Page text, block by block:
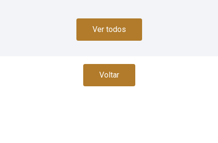
Ver todos
Voltar